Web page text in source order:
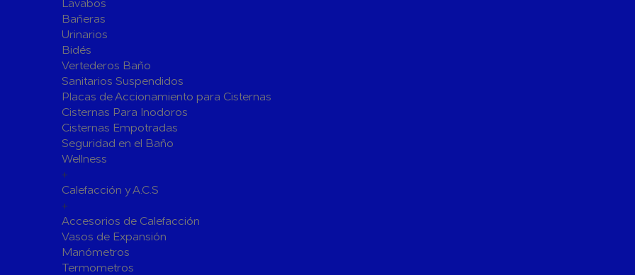
Flexos/Conexiones Flexibles
Válvulas de Fontanería
Válvulas de Esfera
Válvulas de Retención
Válvulas de Contadores
Llaves de Paso
Accesorios de Valvulería
Herramientas y Vestuario
Adhesivos y Selladores
Siliconas
Herramientas y accesorios de Uso General
Hachas
Lavabos
Bañeras
Urinarios
Bidés
Vertederos Baño
Sanitarios Suspendidos
Placas de Accionamiento para Cisternas
Cisternas Para Inodoros
Cisternas Empotradas
Seguridad en el Baño
Wellness
+
Calefacción y A.C.S
+
Accesorios de Calefacción
Vasos de Expansión
Manómetros
Termometros